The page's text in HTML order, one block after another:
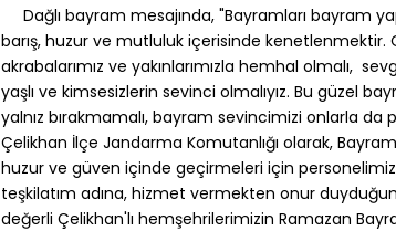
Dağlı bayram mesajında, "Bayramları bayram
barış, huzur ve mutluluk içerisinde kenetlenmektir.
akrabalarımız ve yakınlarımızla hemhal olmalı,
yaşlı ve kimsesizlerin sevinci olmalıyız. Bu güzel
yalnız bırakmamalı, bayram sevincimizi onlarla da
Çelikhan İlçe Jandarma Komutanlığı olarak,
huzur ve güven içinde geçirmeleri için personelimiz
teşkilatım adına, hizmet vermekten onur
değerli Çelikhan'lı hemşehrilerimizin Ramazan